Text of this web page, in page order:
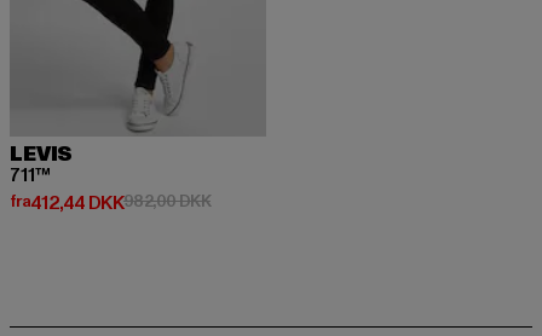
LEVIS
711™
fra412,44 DKK
Nuværende pris: Fra 412,44 DKK
982,00 DKKKampagnepris: 982,00 DKK